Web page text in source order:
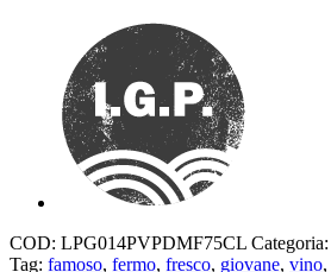
COD: LPG014PVPDMF75CL Categoria:
Tag: famoso, fermo, fresco, giovane, vino,